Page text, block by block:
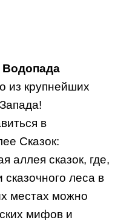
Водопада
из крупнейших
в
Сказок:
аллея сказок, где,
сказочного леса в
местах можно
мифов и